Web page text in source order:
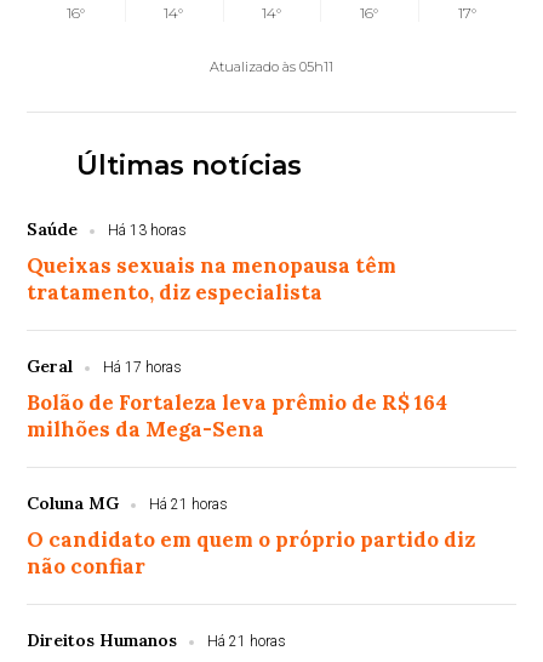
16° 14° 14° 16° 17°
Atualizado às 05h11
Últimas notícias
Saúde Há 13 horas
Queixas sexuais na menopausa têm
tratamento, diz especialista
Geral Há 17 horas
Bolão de Fortaleza leva prêmio de R$ 164
milhões da Mega-Sena
Coluna MG Há 21 horas
O candidato em quem o próprio partido diz
não confiar
Direitos Humanos Há 21 horas